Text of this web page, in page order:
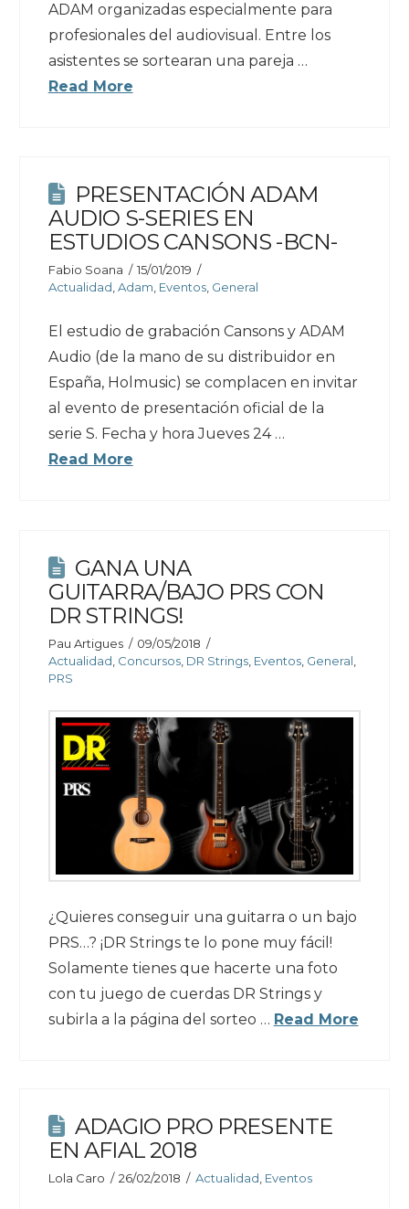
ADAM organizadas especialmente para
profesionales del audiovisual. Entre los
asistentes se sortearan una pareja …
Read More
PRESENTACIÓN ADAM
AUDIO S-SERIES EN
ESTUDIOS CANSONS -BCN-
Fabio Soana
15/01/2019
Actualidad Adam Eventos, General
El estudio de grabación Cansons y ADAM
Audio (de la mano de su distribuidor en
España, Holmusic) se complacen en invitar
al evento de presentación oficial de la
serie S. Fecha y hora Jueves 24 …
Read More
GANA UNA
GUITARRA/BAJO PRS CON
DR STRINGS!
Pau Artigues
09/05/2018
Actualidad Concursos, DR Strings, Eventos, General
PRS
¿Quieres conseguir una guitarra o un bajo
PRS…? ¡DR Strings te lo pone muy fácil!
Solamente tienes que hacerte una foto
con tu juego de cuerdas DR Strings y
subirla a la página del sorteo … Read More
ADAGIO PRO PRESENTE
EN AFIAL 2018
Lola Caro 26/02/2018 Actualidad Eventos